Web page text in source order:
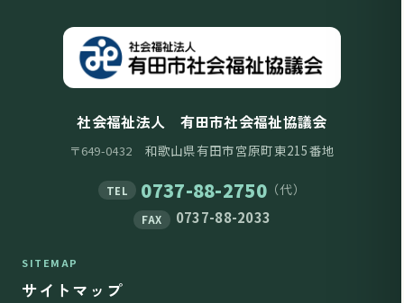
社会福祉法人 有田市社会福祉協議会
〒649-0432 和歌山県有田市宮原町東215番地
TEL 0737-88-2750（代）
FAX 0737-88-2033
SITEMAP
サイトマップ